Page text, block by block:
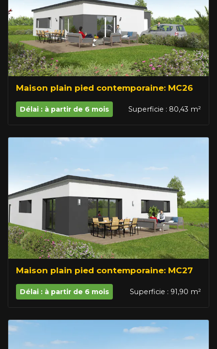
Maison plain pied contemporaine: MC26
Délai : à partir de 6 mois Superficie : 80,43 m²
Maison plain pied contemporaine: MC27
Délai : à partir de 6 mois Superficie : 91,90 m²